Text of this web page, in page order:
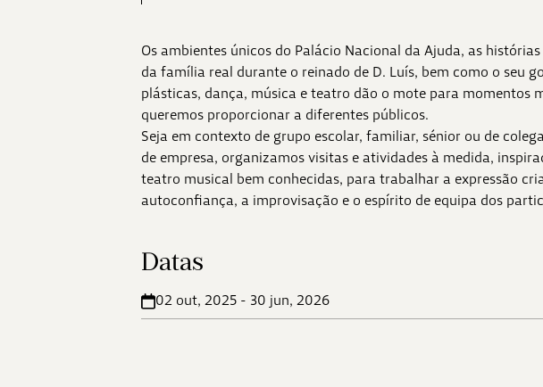
Os ambientes únicos do Palácio Nacional da Ajuda, as
da família real durante o reinado de D. Luís, bem como o seu
plásticas, dança, música e teatro dão o mote para momentos
queremos proporcionar a diferentes públicos.
Seja em contexto de grupo escolar, familiar, sénior ou de
de empresa, organizamos visitas e atividades à medida,
teatro musical bem conhecidas, para trabalhar a expressão
autoconfiança, a improvisação e o espírito de equipa dos
Datas
02 out, 2025 - 30 jun, 2026